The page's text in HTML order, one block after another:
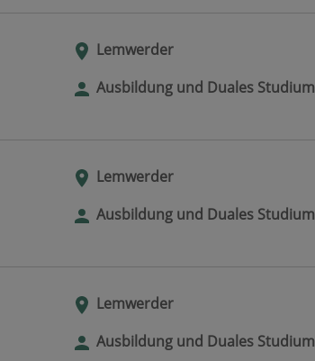
Lemwerder
Ausbildung und Duales Studium
Lemwerder
Ausbildung und Duales Studium
Lemwerder
Ausbildung und Duales Studium